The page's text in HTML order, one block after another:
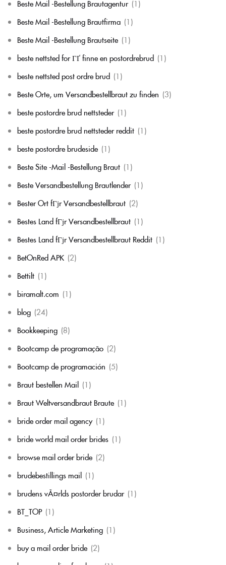
Beste Mail -Bestellung Brautagentur (1)
Beste Mail -Bestellung Brautfirma (1)
Beste Mail -Bestellung Brautseite (1)
beste nettsted for ГҐ finne en postordrebrud (1)
beste nettsted post ordre brud (1)
Beste Orte, um Versandbestellbraut zu finden (3)
beste postordre brud nettsteder (1)
beste postordre brud nettsteder reddit (1)
beste postordre brudeside (1)
Beste Site -Mail -Bestellung Braut (1)
Beste Versandbestellung Brautlender (1)
Bester Ort fГјr Versandbestellbraut (2)
Bestes Land fГјr Versandbestellbraut (1)
Bestes Land fГјr Versandbestellbraut Reddit (1)
BetOnRed APK (2)
Bettilt (1)
biramalt.com (1)
blog (24)
Bookkeeping (8)
Bootcamp de programação (2)
Bootcamp de programación (5)
Braut bestellen Mail (1)
Braut Weltversandbraut Braute (1)
bride order mail agency (1)
bride world mail order brides (1)
browse mail order bride (2)
brudebestillings mail (1)
brudens vÃ¤rlds postorder brudar (1)
BT_TOP (1)
Business, Article Marketing (1)
buy a mail order bride (2)